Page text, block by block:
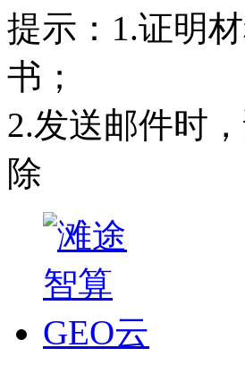
提示： 1.证明
书；
2.发送邮件时
除